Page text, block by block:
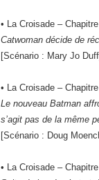
• La Croisade –
Catwoman décide de
[Scénario : Mary Jo
• La Croisade –
Le nouveau Batman
s’agit pas de la même
[Scénario : Doug
• La Croisade –